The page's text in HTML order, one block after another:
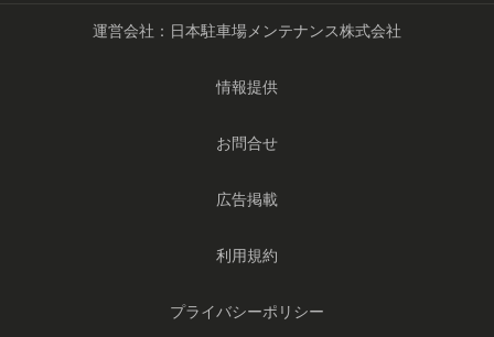
運営会社：日本駐車場メンテナンス株式会社
情報提供
お問合せ
広告掲載
利用規約
プライバシーポリシー